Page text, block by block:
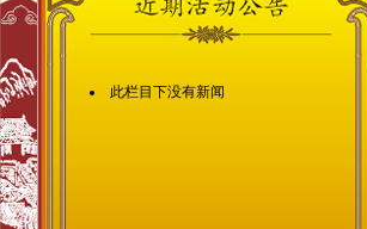
此栏目下没有新闻